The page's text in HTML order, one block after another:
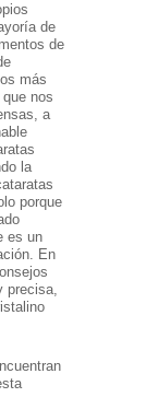
de
de
más
nos
a
la
porque
es un
En
precisa,